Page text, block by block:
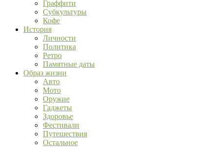
Граффити
Субкультуры
Кофе
История
Личности
Политика
Ретро
Памятные даты
Образ жизни
Авто
Мото
Оружие
Гаджеты
Здоровье
Фестивали
Путешествия
Остальное